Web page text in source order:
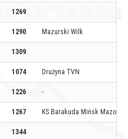
1269
1290 Mazurski Wilk
1309
1074 Drużyna TVN
1226 -
1267 KS Barakuda Mińsk
1344